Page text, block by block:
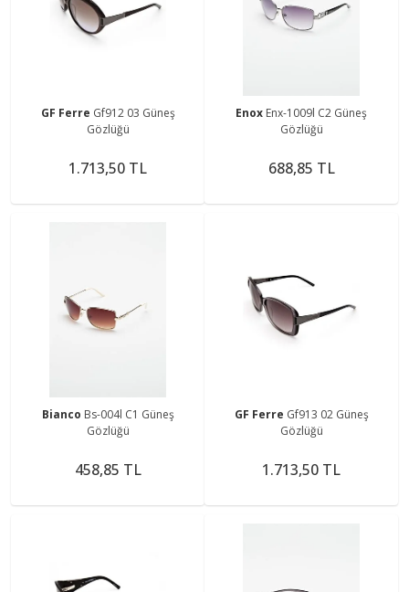
GF Ferre Gf912 03 Güneş
Gözlüğü
1.713,50 TL
Enox Enx-1009l C2 Güneş
Gözlüğü
688,85 TL
Bianco Bs-004l C1 Güneş
Gözlüğü
458,85 TL
GF Ferre Gf913 02 Güneş
Gözlüğü
1.713,50 TL